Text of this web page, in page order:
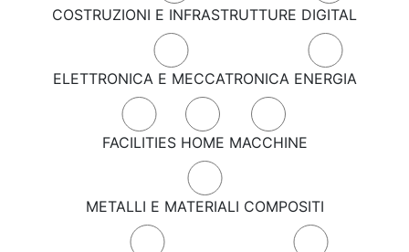
COSTRUZIONI E INFRASTRUTTURE DIGITAL
ELETTRONICA E MECCATRONICA ENERGIA
FACILITIES HOME MACCHINE
METALLI E MATERIALI COMPOSITI